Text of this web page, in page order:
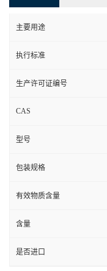
主要用途
执行标准
生产许可证编号
CAS
型号
包装规格
有效物质含量
含量
是否进口